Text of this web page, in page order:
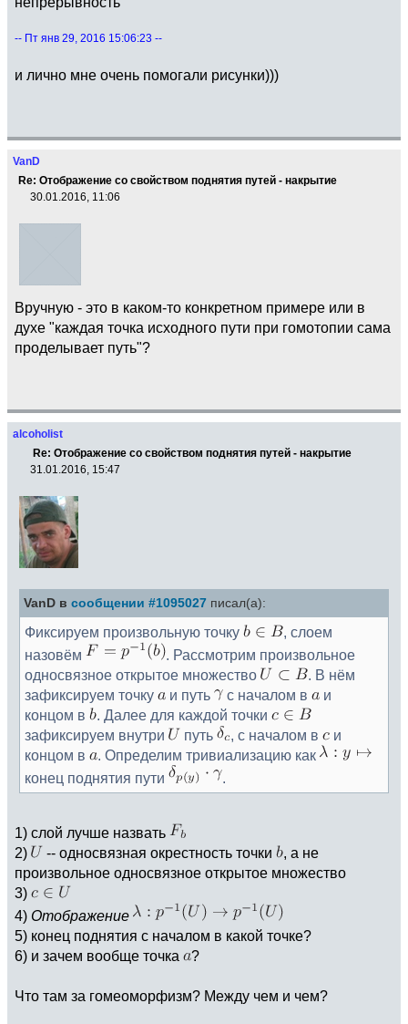
-- Пт янв 29, 2016 15:06:23 --
и лично мне очень помогали рисунки)))
VanD
Re: Отображение со свойством поднятия путей - накрытие
30.01.2016, 11:06
Вручную - это в каком-то конкретном примере или в
духе "каждая точка исходного пути при гомотопии сама
проделывает путь"?
alcoholist
Re: Отображение со свойством поднятия путей - накрытие
31.01.2016, 15:47
VanD в сообщении #1095027 писал(а):
Фиксируем произвольную точку
, слоем
назовём
. Рассмотрим произвольное
односвязное открытое множество
. В нём
зафиксируем точку
и путь с началом в
и
концом в
. Далее для каждой точки
зафиксируем внутри
путь , с началом в
и
концом в
. Определим тривиализацию как
конец поднятия пути
.
1) слой лучше назвать
2)
-- односвязная окрестность точки
, а не
произвольное односвязное открытое множество
3)
4) Отображение
5) конец поднятия с началом в какой точке?
6) и зачем вообще точка
?
Что там за гомеоморфизм? Между чем и чем?